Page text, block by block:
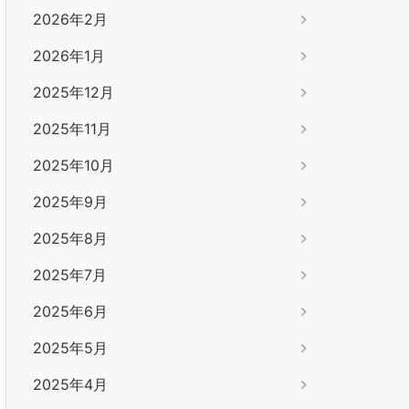
2026年2月
2026年1月
2025年12月
2025年11月
2025年10月
2025年9月
2025年8月
2025年7月
2025年6月
2025年5月
2025年4月